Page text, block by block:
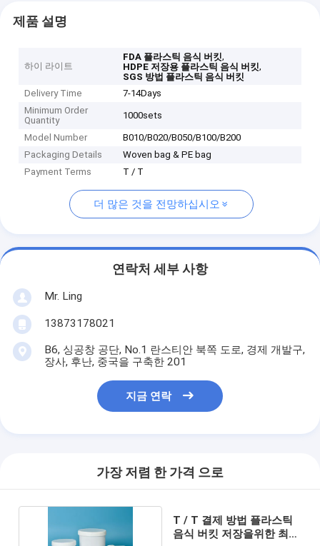
제품 설명
하이 라이트
FDA 플라스틱 음식 버킷,
HDPE 저장용 플라스틱 음식 버킷,
SGS 방법 플라스틱 음식 버킷
Delivery Time
7-14Days
Minimum Order
Quantity
1000sets
Model Number
B010/B020/B050/B100/B200
Packaging Details
Woven bag & PE bag
Payment Terms
T / T
더 많은 것을 전망하십시오
연락처 세부 사항
Mr. Ling
13873178021
B6, 싱공창 공단, No.1 란스티안 북쪽 도로, 경제 개발구,
장사, 후난, 중국을 구축한 201
지금 연락
가장 저렴 한 가격 으로
T / T 결제 방법 플라스틱
음식 버킷 저장을위한 최고